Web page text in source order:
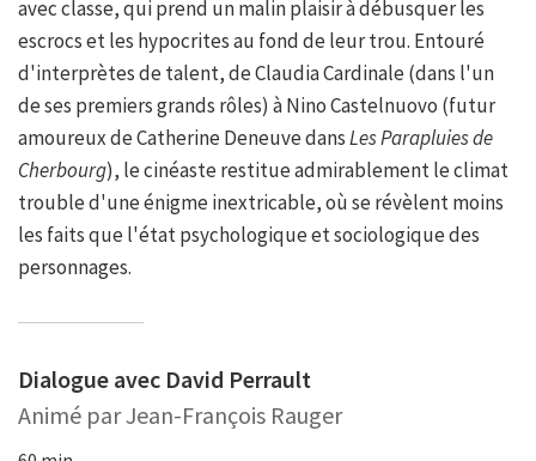
avec classe, qui prend un malin plaisir à débusquer les
escrocs et les hypocrites au fond de leur trou. Entouré
d'interprètes de talent, de Claudia Cardinale (dans l'un
de ses premiers grands rôles) à Nino Castelnuovo (futur
amoureux de Catherine Deneuve dansLes Parapluies de
Cherbourg), le cinéaste restitue admirablement le climat
trouble d'une énigme inextricable, où se révèlent moins
les faits que l'état psychologique et sociologique des
personnages.
Dialogue avec David Perrault
Animé par Jean-François Rauger